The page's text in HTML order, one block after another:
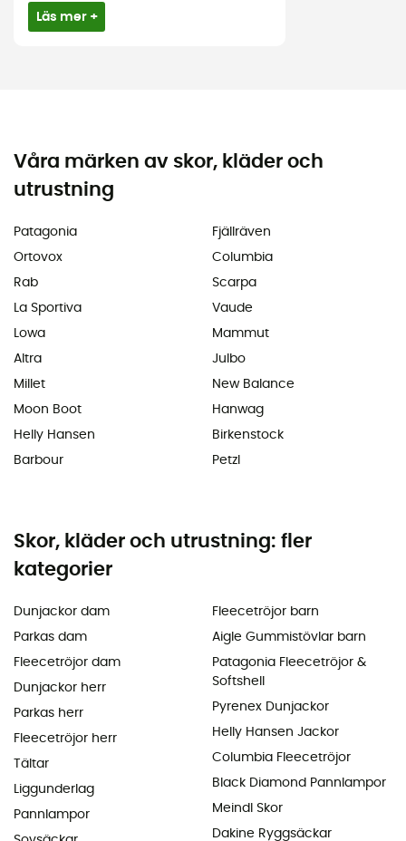
Läs mer +
Våra märken av skor, kläder och
utrustning
Patagonia
Ortovox
Rab
La Sportiva
Lowa
Altra
Millet
Moon Boot
Helly Hansen
Barbour
Fjällräven
Columbia
Scarpa
Vaude
Mammut
Julbo
New Balance
Hanwag
Birkenstock
Petzl
Skor, kläder och utrustning: fler
kategorier
Dunjackor dam
Parkas dam
Fleecetröjor dam
Dunjackor herr
Parkas herr
Fleecetröjor herr
Tältar
Liggunderlag
Pannlampor
Fleecetröjor barn
Aigle Gummistövlar barn
Patagonia Fleecetröjor &
Softshell
Pyrenex Dunjackor
Helly Hansen Jackor
Columbia Fleecetröjor
Black Diamond Pannlampor
Meindl Skor
Dakine Ryggsäckar